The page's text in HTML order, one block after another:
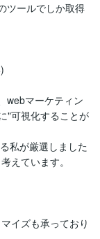
ツールでしか取得
webマーケティン
"可視化することが
私が厳選しました
えています。
イズも承っており